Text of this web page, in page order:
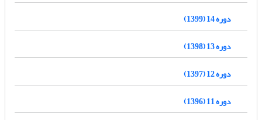
دوره 14 (1399)
دوره 13 (1398)
دوره 12 (1397)
دوره 11 (1396)